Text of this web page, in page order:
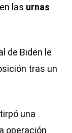
las urnas
de Biden le
tras un
una
operación